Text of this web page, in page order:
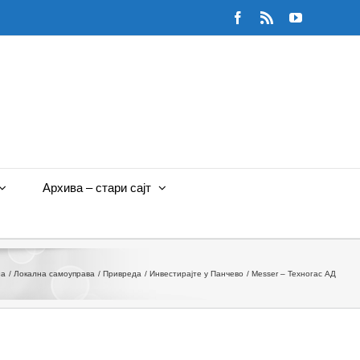
Facebook
Rss YouTube
Архива – стари сајт
Локална самоуправа Привреда Инвестирајте у Панчево Messer – Техногас АД